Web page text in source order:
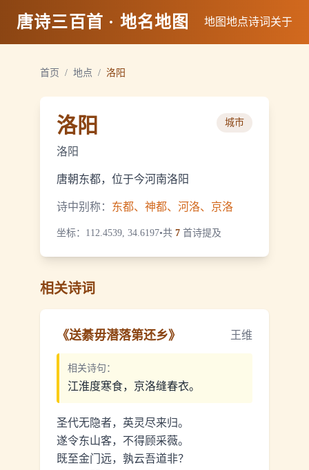
唐诗三百首 · 地名地图 地图地点诗词 关于
首页 / 地点 / 洛阳
洛阳
洛阳
城市
唐朝东都，位于今河南洛阳
诗中别称： 东都、神都、河洛、京洛
坐标： 112.4539, 34.6197•共 7 首诗提及
相关诗词
《送綦毋潜落第还乡》 王维
相关诗句：
江淮度寒食，京洛缝春衣。
圣代无隐者，英灵尽来归。
遂令东山客，不得顾采薇。
既至金门远，孰云吾道非？